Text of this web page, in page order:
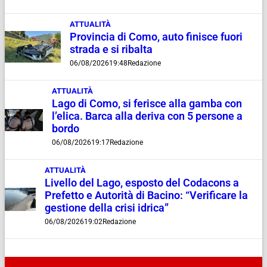
ATTUALITÀ
Provincia di Como, auto finisce fuori
strada e si ribalta
06/08/202619:48 Redazione
ATTUALITÀ
Lago di Como, si ferisce alla gamba con
l’elica. Barca alla deriva con 5 persone a
bordo
06/08/202619:17Redazione
ATTUALITÀ
Livello del Lago, esposto del Codacons a
Prefetto e Autorità di Bacino: “Verificare la
gestione della crisi idrica”
06/08/202619:02Redazione